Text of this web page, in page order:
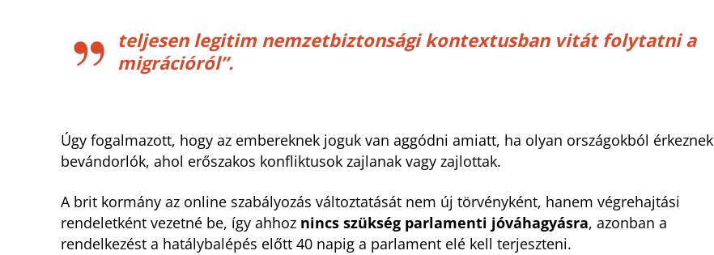
teljesen legitim nemzetbiztonsági kontextusban vitát folytatni a
migrációról”.
Úgy fogalmazott, hogy az embereknek joguk van aggódni amiatt, ha olyan országokból érkeznek
bevándorlók, ahol erőszakos konfliktusok zajlanak vagy zajlottak.
A brit kormány az online szabályozás változtatását nem új törvényként, hanem végrehajtási
rendeletként vezetné be, így ahhoz nincs szükség parlamenti jóváhagyásra, azonban a
rendelkezést a hatálybalépés előtt 40 napig a parlament elé kell terjeszteni.